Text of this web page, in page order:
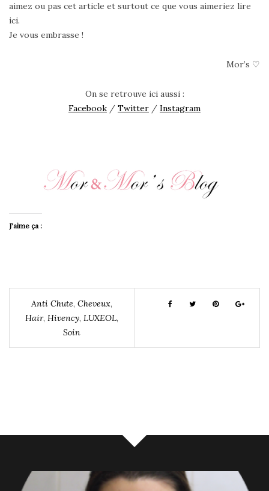
aimez ou pas cet article et surtout ce que vous aimeriez lire
ici.
Je vous embrasse !
Mor’s ♡
On se retrouve ici aussi :
Facebook / Twitter / Instagram
J’aime ça :
Anti Chute, Cheveux,
Hair, Hivency, LUXEOL,
Soin